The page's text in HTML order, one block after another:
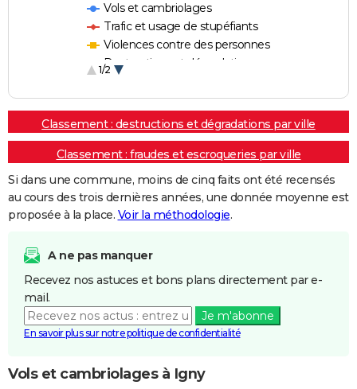
Vols et cambriolages
Trafic et usage de stupéfiants
Violences contre des personnes
Destructions et dégradations
1/2
Classement : destructions et dégradations par ville
Classement : fraudes et escroqueries par ville
Si dans une commune, moins de cinq faits ont été recensés
au cours des trois dernières années, une donnée moyenne est
proposée à la place. Voir la méthodologie.
A ne pas manquer
Recevez nos astuces et bons plans directement par e-
mail.
Je m'abonne
En savoir plus sur notre politique de confidentialité
Vols et cambriolages à Igny